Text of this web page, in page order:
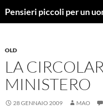
Pensieri piccoli per un
OLD
LA
MINISTERO
28 GENNAIO 2009 MAO